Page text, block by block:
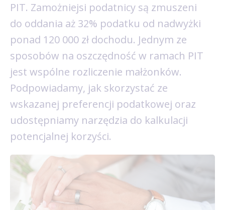
PIT. Zamożniejsi podatnicy są zmuszeni
do oddania aż 32% podatku od nadwyżki
ponad 120 000 zł dochodu. Jednym ze
sposobów na oszczędność w ramach PIT
jest wspólne rozliczenie małżonków.
Podpowiadamy, jak skorzystać ze
wskazanej preferencji podatkowej oraz
udostępniamy narzędzia do kalkulacji
potencjalnej korzyści.